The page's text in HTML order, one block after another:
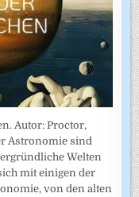
Autor: Proctor,
Astronomie sind
Welten
mit einigen der
von den alten